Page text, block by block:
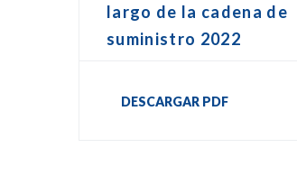
largo de la cadena de
suministro 2022
DESCARGAR PDF